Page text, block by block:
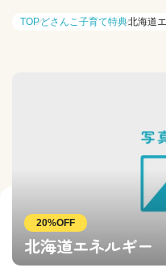
TOPどさんこ子育て特典北海道
20%OFF
北海道エネルギー